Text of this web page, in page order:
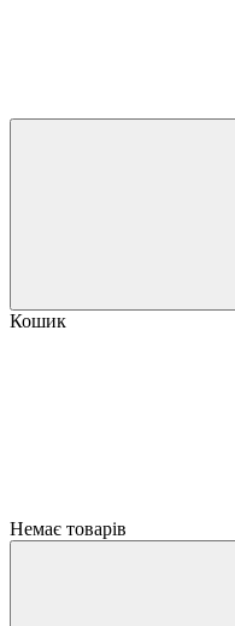
Кошик
Немає товарів